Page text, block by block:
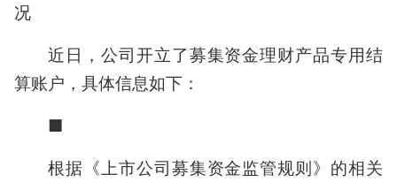
况
近日，公司开立了募集资金理财产品专用结
算账户，具体信息如下：
■
根据《上市公司募集资金监管规则》的相关